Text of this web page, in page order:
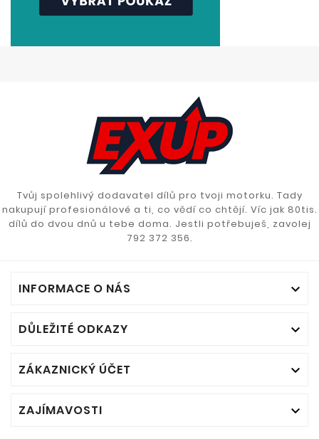
Tvůj spolehlivý dodavatel dílů pro tvoji motorku. Tady
nakupují profesionálové a ti, co vědí co chtějí. Víc jak 80tis.
dílů do dvou dnů u tebe doma. Jestli potřebuješ, zavolej
792 372 356.
INFORMACE O NÁS 
DŮLEŽITÉ ODKAZY 
ZÁKAZNICKÝ ÚČET 
ZAJÍMAVOSTI 